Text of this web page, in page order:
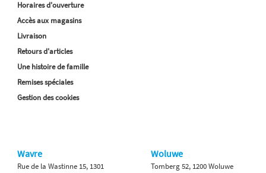
Horaires d'ouverture
Accès aux magasins
Livraison
Retours d'articles
Une histoire de famille
Remises spéciales
Gestion des cookies
Wavre
Rue de la Wastinne 15, 1301
Woluwe
Tomberg 52, 1200 Woluwe